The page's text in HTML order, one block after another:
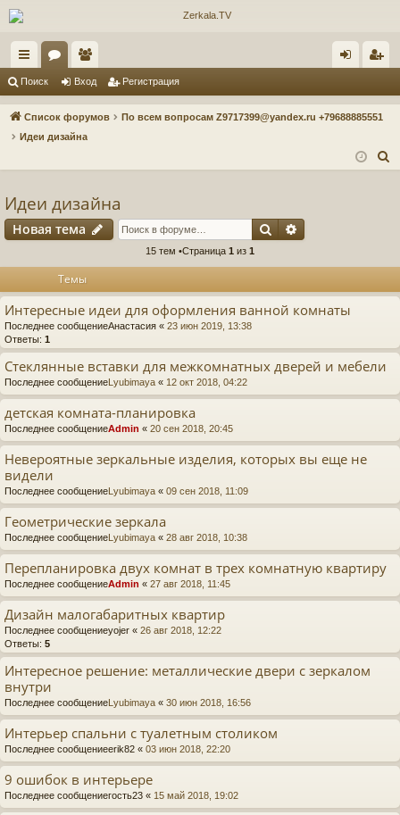
с
ы
лк
ум
ы
ол
ьз
ов
д ис
ац
Поиск Вход Регистрация
Список форумов
По всем вопросам Z9717399@yandex.ru +79688885551
Идеи дизайна
Идеи дизайна
Новая тема Поиск
15 тем •Страница 1 из 1
Темы
Интересные идеи для оформления ванной комнаты
Последнее сообщениеАнастасия « 23 июн 2019, 13:38
Ответы: 1
Стеклянные вставки для межкомнатных дверей и мебели
Последнее сообщениеLyubimaya « 12 окт 2018, 04:22
детская комната-планировка
Последнее сообщениеAdmin « 20 сен 2018, 20:45
Невероятные зеркальные изделия, которых вы еще не
видели
Последнее сообщениеLyubimaya « 09 сен 2018, 11:09
Геометрические зеркала
Последнее сообщениеLyubimaya « 28 авг 2018, 10:38
Перепланировка двух комнат в трех комнатную квартиру
Последнее сообщениеAdmin « 27 авг 2018, 11:45
Дизайн малогабаритных квартир
Последнее сообщениеyojer « 26 авг 2018, 12:22
Ответы: 5
Интересное решение: металлические двери с зеркалом
внутри
Последнее сообщениеLyubimaya « 30 июн 2018, 16:56
Интерьер спальни с туалетным столиком
Последнее сообщениеerik82 « 03 июн 2018, 22:20
9 ошибок в интерьере
Последнее сообщениегость23 « 15 май 2018, 19:02